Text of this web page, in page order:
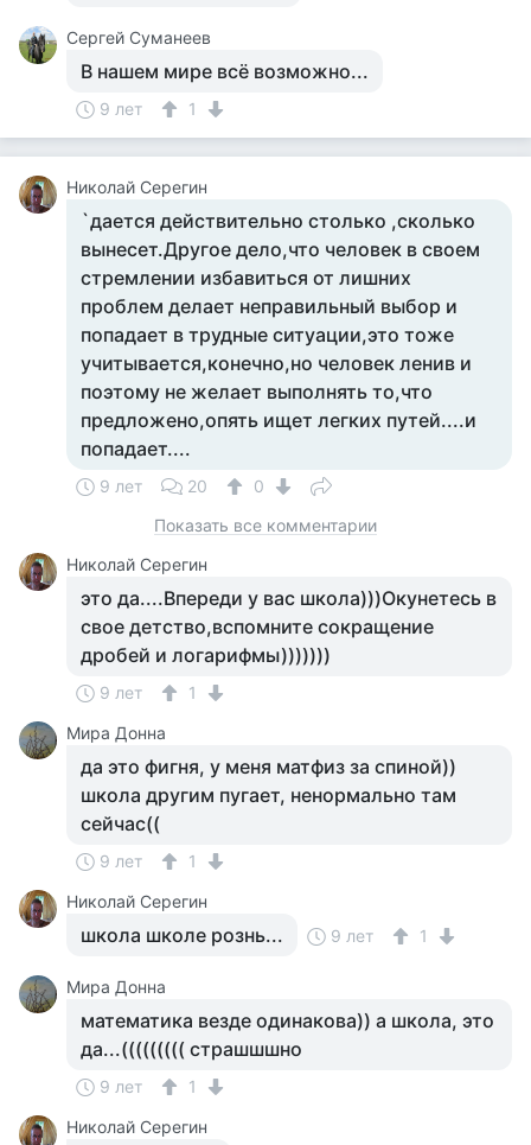
Сергей Суманеев
В нашем мире всё возможно...
9 лет 1
Николай Серегин
`дается действительно столько ,сколько
вынесет.Другое дело,что человек в своем
стремлении избавиться от лишних
проблем делает неправильный выбор и
попадает в трудные ситуации,это тоже
учитывается,конечно,но человек ленив и
поэтому не желает выполнять то,что
предложено,опять ищет легких путей....и
попадает....
9 лет 20
0
Показать все комментарии
Николай Серегин
это да....Впереди у вас школа)))Окунетесь в
свое детство,вспомните сокращение
дробей и логарифмы)))))))
9 лет
1
Мира Донна
да это фигня, у меня матфиз за спиной))
школа другим пугает, ненормально там
сейчас((
9 лет
1
Николай Серегин
школа школе рознь... 9 лет 1
Мира Донна
математика везде одинакова)) а школа, это
да...((((((((( страшшшно
9 лет
1
Николай Серегин